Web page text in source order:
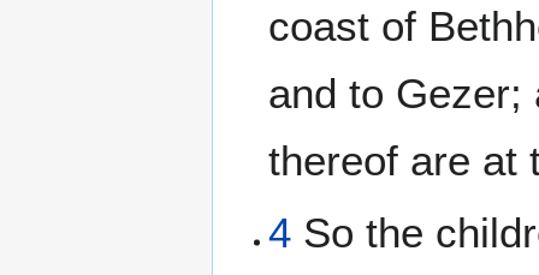
coast of
and to Gezer;
thereof are at
4 So the